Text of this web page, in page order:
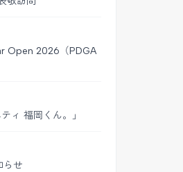
Open 2026（PDGA
ィ 福岡くん。」
らせ